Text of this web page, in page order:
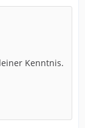
Kenntnis.